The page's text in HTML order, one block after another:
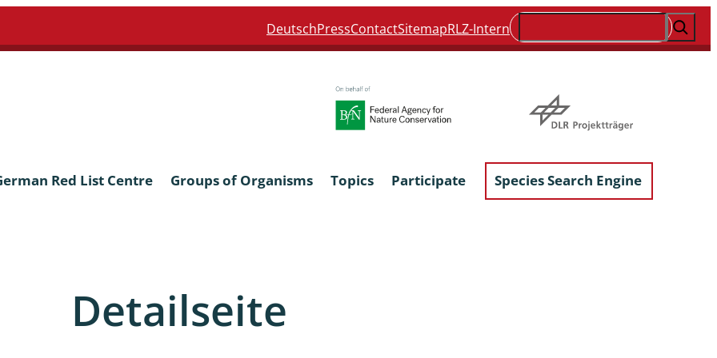
DeutschPressContactSitemapRLZ-InternSuchen
Red List Centre Groups of Organisms
& Asellota
Bacillariophyta
Topics Participate Species Search Engine
Detailseite